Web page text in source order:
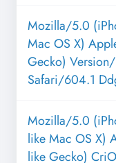
Mozilla/5.0
Mac OS X)
Gecko)
Safari/604.1
Mozilla/5.0
like Mac OS X)
like Gecko)